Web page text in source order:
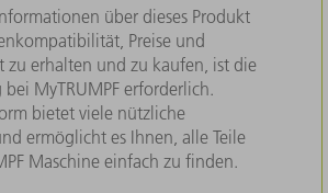
über dieses Produkt
Preise und
zu erhalten und zu kaufen, ist die
bei MyTRUMPF erforderlich.
bietet viele nützliche
ermöglicht es Ihnen, alle Teile
Maschine einfach zu finden.